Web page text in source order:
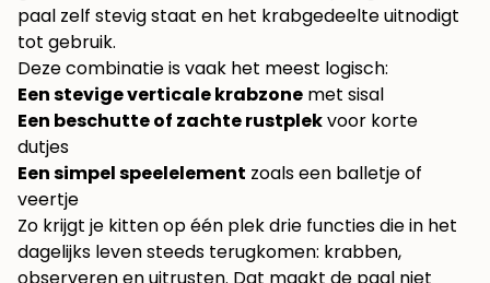
paal zelf stevig staat en het krabgedeelte uitnodigt
tot gebruik.
Deze combinatie is vaak het meest logisch:
Een stevige verticale krabzone met sisal
Een beschutte of zachte rustplekvoor korte
dutjes
Een simpel speelelement zoals een balletje of
veertje
Zo krijgt je kitten op één plek drie functies die in het
dagelijks leven steeds terugkomen: krabben,
observeren en uitrusten. Dat maakt de paal niet